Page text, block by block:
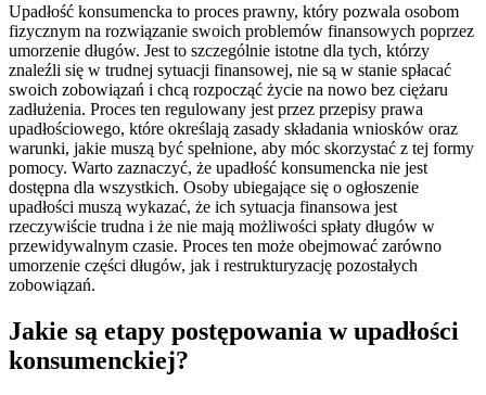
Upadłość konsumencka to proces prawny, który pozwala osobom
fizycznym na rozwiązanie swoich problemów finansowych poprzez
umorzenie długów. Jest to szczególnie istotne dla tych, którzy
znaleźli się w trudnej sytuacji finansowej, nie są w stanie spłacać
swoich zobowiązań i chcą rozpocząć życie na nowo bez ciężaru
zadłużenia. Proces ten regulowany jest przez przepisy prawa
upadłościowego, które określają zasady składania wniosków oraz
warunki, jakie muszą być spełnione, aby móc skorzystać z tej formy
pomocy. Warto zaznaczyć, że upadłość konsumencka nie jest
dostępna dla wszystkich. Osoby ubiegające się o ogłoszenie
upadłości muszą wykazać, że ich sytuacja finansowa jest
rzeczywiście trudna i że nie mają możliwości spłaty długów w
przewidywalnym czasie. Proces ten może obejmować zarówno
umorzenie części długów, jak i restrukturyzację pozostałych
zobowiązań.
Jakie są etapy postępowania w upadłości
konsumenckiej?